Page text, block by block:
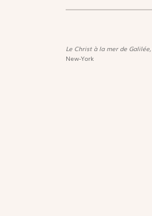
Le Christ à la mer de Galilée,
New-York